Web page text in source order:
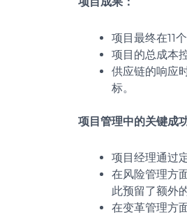
项目最终在11
项目的总成本
供应链的响应
标。
项目管理中的关键成
项目经理通过
在风险管理方
此预留了额外
在变革管理方